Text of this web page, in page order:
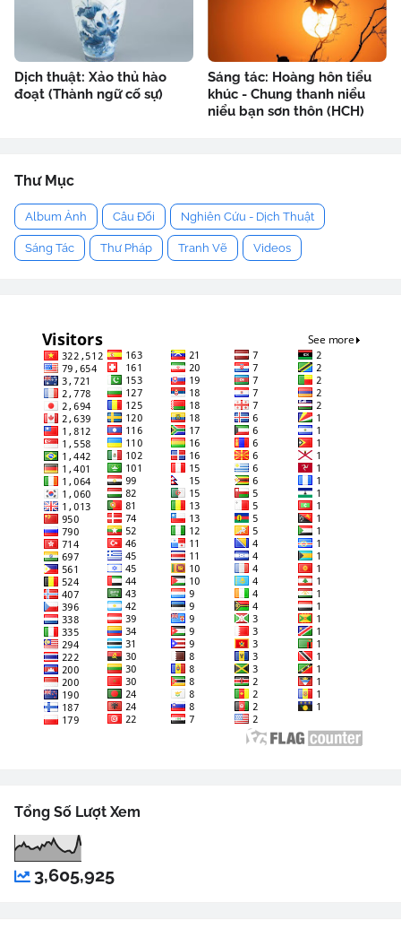
Dịch thuật: Xảo thủ hào
đoạt (Thành ngữ cố sự)
Sáng tác: Hoàng hôn tiểu
khúc - Chung thanh niểu
niểu bạn sơn thôn (HCH)
Thư Mục
Album Ảnh Câu Đối Nghiên Cứu - Dịch Thuật
Sáng Tác Thư Pháp Tranh Vẽ Videos
Tổng Số Lượt Xem
3,605,925